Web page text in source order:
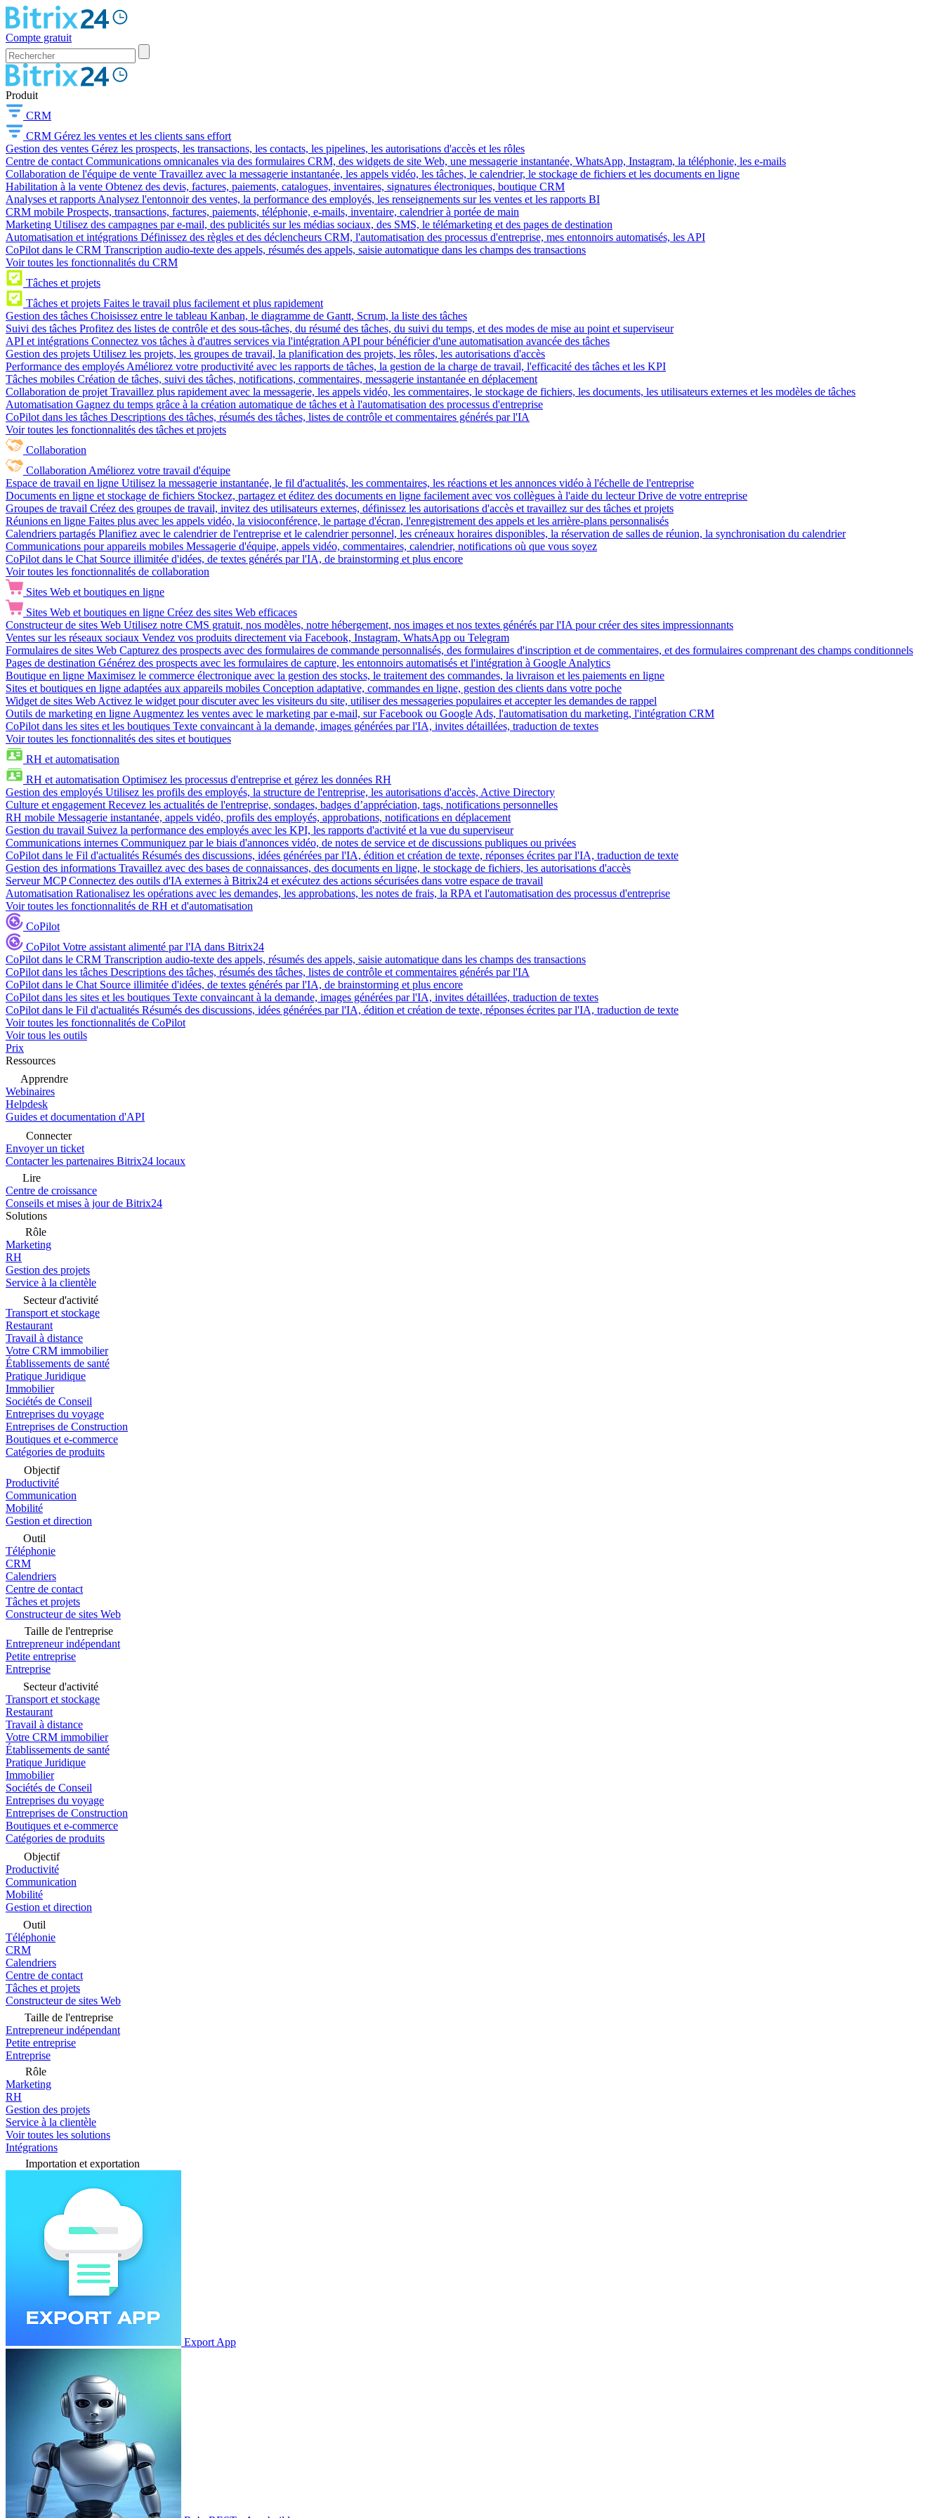
Compte gratuit
Produit
CRM
CRM Gérez les ventes et les clients sans effort
Gestion des ventes Gérez les prospects, les transactions, les contacts, les pipelines, les autorisations d'accès et les rôles
Centre de contact Communications omnicanales via des formulaires CRM, des widgets de site Web, une messagerie instantanée, WhatsApp, Instagram, la téléphonie, les e-mails
Collaboration de l'équipe de vente Travaillez avec la messagerie instantanée, les appels vidéo, les tâches, le calendrier, le stockage de fichiers et les documents en ligne
Habilitation à la vente Obtenez des devis, factures, paiements, catalogues, inventaires, signatures électroniques, boutique CRM
Analyses et rapports Analysez l'entonnoir des ventes, la performance des employés, les renseignements sur les ventes et les rapports BI
CRM mobile Prospects, transactions, factures, paiements, téléphonie, e-mails, inventaire, calendrier à portée de main
Marketing Utilisez des campagnes par e-mail, des publicités sur les médias sociaux, des SMS, le télémarketing et des pages de destination
Automatisation et intégrations Définissez des règles et des déclencheurs CRM, l'automatisation des processus d'entreprise, mes entonnoirs automatisés, les API
CoPilot dans le CRM Transcription audio-texte des appels, résumés des appels, saisie automatique dans les champs des transactions
Voir toutes les fonctionnalités du CRM
Tâches et projets
Tâches et projets Faites le travail plus facilement et plus rapidement
Gestion des tâches Choisissez entre le tableau Kanban, le diagramme de Gantt, Scrum, la liste des tâches
Suivi des tâches Profitez des listes de contrôle et des sous-tâches, du résumé des tâches, du suivi du temps, et des modes de mise au point et superviseur
API et intégrations Connectez vos tâches à d'autres services via l'intégration API pour bénéficier d'une automatisation avancée des tâches
Gestion des projets Utilisez les projets, les groupes de travail, la planification des projets, les rôles, les autorisations d'accès
Performance des employés Améliorez votre productivité avec les rapports de tâches, la gestion de la charge de travail, l'efficacité des tâches et les KPI
Tâches mobiles Création de tâches, suivi des tâches, notifications, commentaires, messagerie instantanée en déplacement
Collaboration de projet Travaillez plus rapidement avec la messagerie, les appels vidéo, les commentaires, le stockage de fichiers, les documents, les utilisateurs externes et les modèles de tâches
Automatisation Gagnez du temps grâce à la création automatique de tâches et à l'automatisation des processus d'entreprise
CoPilot dans les tâches Descriptions des tâches, résumés des tâches, listes de contrôle et commentaires générés par l'IA
Voir toutes les fonctionnalités des tâches et projets
Collaboration
Collaboration Améliorez votre travail d'équipe
Espace de travail en ligne Utilisez la messagerie instantanée, le fil d'actualités, les commentaires, les réactions et les annonces vidéo à l'échelle de l'entreprise
Documents en ligne et stockage de fichiers Stockez, partagez et éditez des documents en ligne facilement avec vos collègues à l'aide du lecteur Drive de votre entreprise
Groupes de travail Créez des groupes de travail, invitez des utilisateurs externes, définissez les autorisations d'accès et travaillez sur des tâches et projets
Réunions en ligne Faites plus avec les appels vidéo, la visioconférence, le partage d'écran, l'enregistrement des appels et les arrière-plans personnalisés
Calendriers partagés Planifiez avec le calendrier de l'entreprise et le calendrier personnel, les créneaux horaires disponibles, la réservation de salles de réunion, la synchronisation du calendrier
Communications pour appareils mobiles Messagerie d'équipe, appels vidéo, commentaires, calendrier, notifications où que vous soyez
CoPilot dans le Chat Source illimitée d'idées, de textes générés par l'IA, de brainstorming et plus encore
Voir toutes les fonctionnalités de collaboration
Sites Web et boutiques en ligne
Sites Web et boutiques en ligne Créez des sites Web efficaces
Constructeur de sites Web Utilisez notre CMS gratuit, nos modèles, notre hébergement, nos images et nos textes générés par l'IA pour créer des sites impressionnants
Ventes sur les réseaux sociaux Vendez vos produits directement via Facebook, Instagram, WhatsApp ou Telegram
Formulaires de sites Web Capturez des prospects avec des formulaires de commande personnalisés, des formulaires d'inscription et de commentaires, et des formulaires comprenant des champs conditionnels
Pages de destination Générez des prospects avec les formulaires de capture, les entonnoirs automatisés et l'intégration à Google Analytics
Boutique en ligne Maximisez le commerce électronique avec la gestion des stocks, le traitement des commandes, la livraison et les paiements en ligne
Sites et boutiques en ligne adaptées aux appareils mobiles Conception adaptative, commandes en ligne, gestion des clients dans votre poche
Widget de sites Web Activez le widget pour discuter avec les visiteurs du site, utiliser des messageries populaires et accepter les demandes de rappel
Outils de marketing en ligne Augmentez les ventes avec le marketing par e-mail, sur Facebook ou Google Ads, l'automatisation du marketing, l'intégration CRM
CoPilot dans les sites et les boutiques Texte convaincant à la demande, images générées par l'IA, invites détaillées, traduction de textes
Voir toutes les fonctionnalités des sites et boutiques
RH et automatisation
RH et automatisation Optimisez les processus d'entreprise et gérez les données RH
Gestion des employés Utilisez les profils des employés, la structure de l'entreprise, les autorisations d'accès, Active Directory
Culture et engagement Recevez les actualités de l'entreprise, sondages, badges d’appréciation, tags, notifications personnelles
RH mobile Messagerie instantanée, appels vidéo, profils des employés, approbations, notifications en déplacement
Gestion du travail Suivez la performance des employés avec les KPI, les rapports d'activité et la vue du superviseur
Communications internes Communiquez par le biais d'annonces vidéo, de notes de service et de discussions publiques ou privées
CoPilot dans le Fil d'actualités Résumés des discussions, idées générées par l'IA, édition et création de texte, réponses écrites par l'IA, traduction de texte
Gestion des informations Travaillez avec des bases de connaissances, des documents en ligne, le stockage de fichiers, les autorisations d'accès
Serveur MCP Connectez des outils d'IA externes à Bitrix24 et exécutez des actions sécurisées dans votre espace de travail
Automatisation Rationalisez les opérations avec les demandes, les approbations, les notes de frais, la RPA et l'automatisation des processus d'entreprise
Voir toutes les fonctionnalités de RH et d'automatisation
CoPilot
CoPilot Votre assistant alimenté par l'IA dans Bitrix24
CoPilot dans le CRM Transcription audio-texte des appels, résumés des appels, saisie automatique dans les champs des transactions
CoPilot dans les tâches Descriptions des tâches, résumés des tâches, listes de contrôle et commentaires générés par l'IA
CoPilot dans le Chat Source illimitée d'idées, de textes générés par l'IA, de brainstorming et plus encore
CoPilot dans les sites et les boutiques Texte convaincant à la demande, images générées par l'IA, invites détaillées, traduction de textes
CoPilot dans le Fil d'actualités Résumés des discussions, idées générées par l'IA, édition et création de texte, réponses écrites par l'IA, traduction de texte
Voir toutes les fonctionnalités de CoPilot
Voir tous les outils
Prix
Ressources
Apprendre
Webinaires
Helpdesk
Guides et documentation d'API
Connecter
Envoyer un ticket
Contacter les partenaires Bitrix24 locaux
Lire
Centre de croissance
Conseils et mises à jour de Bitrix24
Solutions
Rôle
Marketing
RH
Gestion des projets
Service à la clientèle
Secteur d'activité
Transport et stockage
Restaurant
Travail à distance
Votre CRM immobilier
Établissements de santé
Pratique Juridique
Immobilier
Sociétés de Conseil
Entreprises du voyage
Entreprises de Construction
Boutiques et e-commerce
Catégories de produits
Objectif
Productivité
Communication
Mobilité
Gestion et direction
Outil
Téléphonie
CRM
Calendriers
Centre de contact
Tâches et projets
Constructeur de sites Web
Taille de l'entreprise
Entrepreneur indépendant
Petite entreprise
Entreprise
Secteur d'activité
Transport et stockage
Restaurant
Travail à distance
Votre CRM immobilier
Établissements de santé
Pratique Juridique
Immobilier
Sociétés de Conseil
Entreprises du voyage
Entreprises de Construction
Boutiques et e-commerce
Catégories de produits
Objectif
Productivité
Communication
Mobilité
Gestion et direction
Outil
Téléphonie
CRM
Calendriers
Centre de contact
Tâches et projets
Constructeur de sites Web
Taille de l'entreprise
Entrepreneur indépendant
Petite entreprise
Entreprise
Rôle
Marketing
RH
Gestion des projets
Service à la clientèle
Voir toutes les solutions
Intégrations
Importation et exportation
Export App